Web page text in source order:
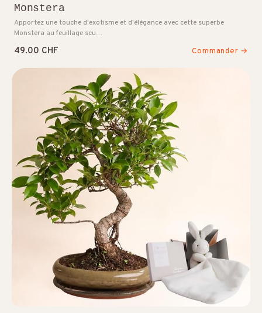
Monstera
Apportez une touche d'exotisme et d'élégance avec cette superbe
Monstera au feuillage scu…
49.00 CHF Commander →